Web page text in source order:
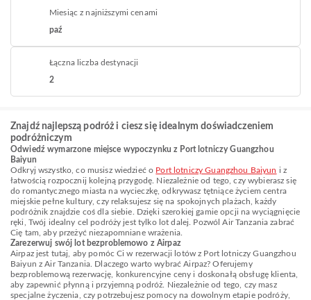
Miesiąc z najniższymi cenami
paź
Łączna liczba destynacji
2
Znajdź najlepszą podróż i ciesz się idealnym doświadczeniem
podróżniczym
Odwiedź wymarzone miejsce wypoczynku z Port lotniczy Guangzhou
Baiyun
Odkryj wszystko, co musisz wiedzieć o Port lotniczy Guangzhou Baiyun i z
łatwością rozpocznij kolejną przygodę. Niezależnie od tego, czy wybierasz się
do romantycznego miasta na wycieczkę, odkrywasz tętniące życiem centra
miejskie pełne kultury, czy relaksujesz się na spokojnych plażach, każdy
podróżnik znajdzie coś dla siebie. Dzięki szerokiej gamie opcji na wyciągnięcie
ręki, Twój idealny cel podróży jest tylko lot dalej. Pozwól Air Tanzania zabrać
Cię tam, aby przeżyć niezapomniane wrażenia.
Zarezerwuj swój lot bezproblemowo z Airpaz
Airpaz jest tutaj, aby pomóc Ci w rezerwacji lotów z Port lotniczy Guangzhou
Baiyun z Air Tanzania. Dlaczego warto wybrać Airpaz? Oferujemy
bezproblemową rezerwację, konkurencyjne ceny i doskonałą obsługę klienta,
aby zapewnić płynną i przyjemną podróż. Niezależnie od tego, czy masz
specjalne życzenia, czy potrzebujesz pomocy na dowolnym etapie podróży,